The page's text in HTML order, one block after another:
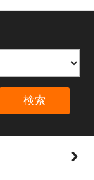
検索